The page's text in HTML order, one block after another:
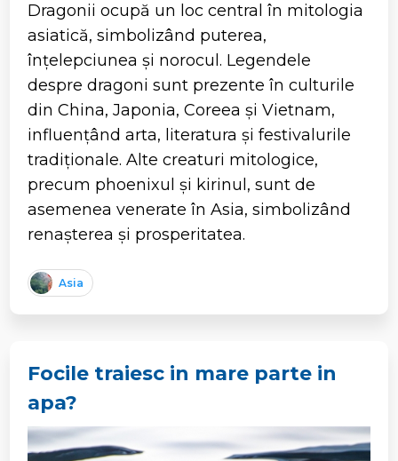
Dragonii ocupă un loc central în mitologia
asiatică, simbolizând puterea,
înțelepciunea și norocul. Legendele
despre dragoni sunt prezente în culturile
din China, Japonia, Coreea și Vietnam,
influențând arta, literatura și festivalurile
tradiționale. Alte creaturi mitologice,
precum phoenixul și kirinul, sunt de
asemenea venerate în Asia, simbolizând
renașterea și prosperitatea.
Asia
Focile traiesc in mare parte in
apa?